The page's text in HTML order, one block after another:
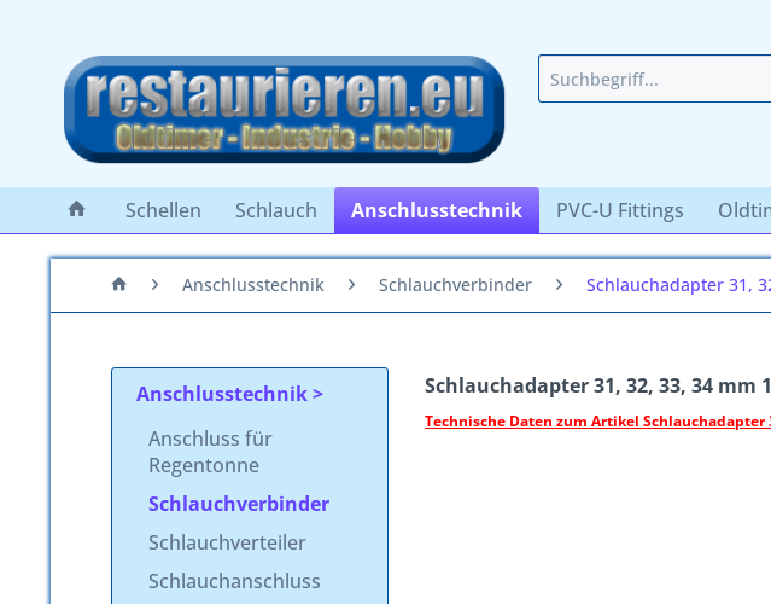
Schellen Schlauch Anschlusstechnik PVC-U Fittings
Anschlusstechnik Schlauchverbinder Schlauchadapter 31,
Anschlusstechnik
Anschluss für
Regentonne
Schlauchverbinder
Schlauchverteiler
Schlauchanschluss
Schlauchadapter 31, 32, 33, 34 mm
Technische Daten zum Artikel Schlauchadapter